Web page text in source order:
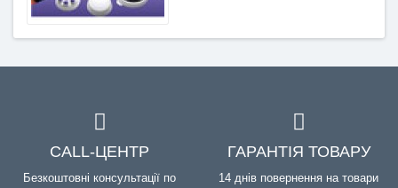
CALL-ЦЕНТР
Безкоштовні консультації по
ГАРАНТІЯ ТОВАРУ
14 днів повернення на товари